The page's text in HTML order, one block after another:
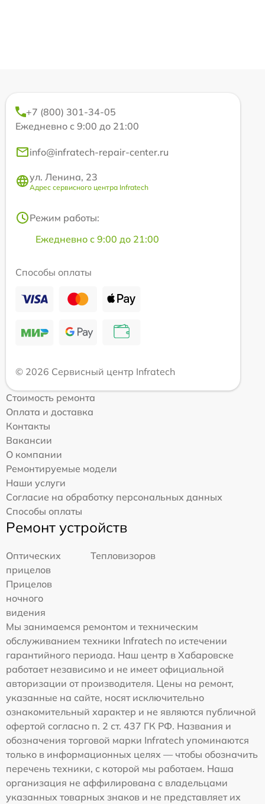
+7 (800) 301-34-05
Ежедневно с 9:00 до 21:00
info@infratech-repair-center.ru
ул. Ленина, 23
Адрес сервисного центра Infratech
Режим работы:
Ежедневно с 9:00 до 21:00
Способы оплаты
© 2026 Сервисный центр Infratech
Стоимость ремонта
Оплата и доставка
Контакты
Вакансии
О компании
Ремонтируемые модели
Наши услуги
Согласие на обработку персональных данных
Способы оплаты
Ремонт устройств
Оптических
прицелов
Тепловизоров
Прицелов
ночного
видения
Мы занимаемся ремонтом и техническим
обслуживанием техники Infratech по истечении
гарантийного периода. Наш центр в Хабаровске
работает независимо и не имеет официальной
авторизации от производителя. Цены на ремонт,
указанные на сайте, носят исключительно
ознакомительный характер и не являются публичной
офертой согласно п. 2 ст. 437 ГК РФ. Названия и
обозначения торговой марки Infratech упоминаются
только в информационных целях — чтобы обозначить
перечень техники, с которой мы работаем. Наша
организация не аффилирована с владельцами
указанных товарных знаков и не представляет их